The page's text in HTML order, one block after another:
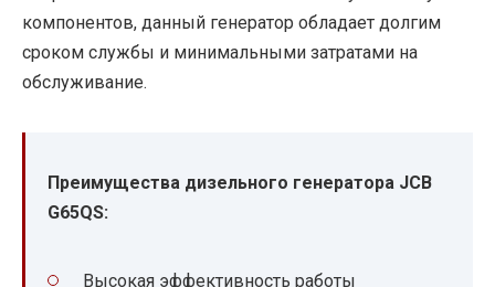
компонентов, данный генератор обладает долгим
сроком службы и минимальными затратами на
обслуживание.
Преимущества дизельного генератора JCB
G65QS:
Высокая эффективность работы